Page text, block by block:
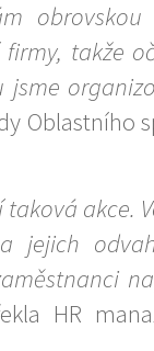
takže
Oblastního
akce.
jejich
HR